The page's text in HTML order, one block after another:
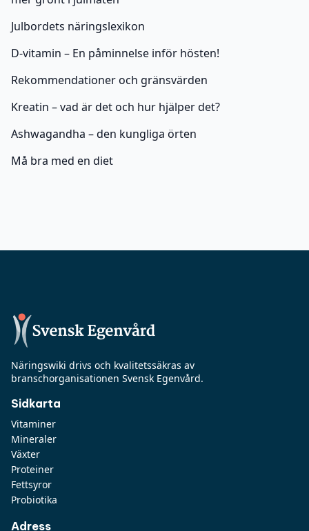
Rekommendationer och gränsvärden
Kreatin – vad är det och hur hjälper det?
Ashwagandha – den kungliga örten
Må bra med en diet
Sidkarta
Mineraler
Växter
Proteiner
Probiotika
Adress
Svensk Egenvård
Jungfrugatan 62
115 31 Stockholm